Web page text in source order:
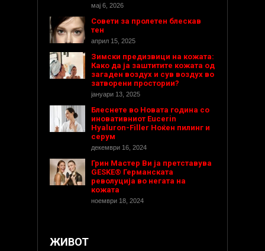
мај 6, 2026
Совети за пролетен блескав
тен
април 15, 2025
Зимски предизвици на кожата:
Како да ја заштитите кожата од
загаден воздух и сув воздух во
затворени простории?
јануари 13, 2025
Блеснете во Новата година со
иновативниот Eucerin
Hyaluron-Filler Ноќен пилинг и
серум
декември 16, 2024
Грин Мастер Ви ја претставува
GESKE® Германската
револуција во негата на
кожата
ноември 18, 2024
ЖИВОТ